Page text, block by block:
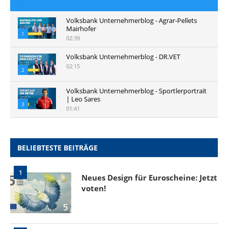
1
Volksbank Unternehmerblog - Agrar-Pellets
Mairhofer
02:39
2
Volksbank Unternehmerblog - DR.VET
02:15
3
Volksbank Unternehmerblog - Sportlerportrait
| Leo Sares
01:41
BELIEBTESTE BEITRÄGE
1
Neues Design für Euroscheine: Jetzt
voten!